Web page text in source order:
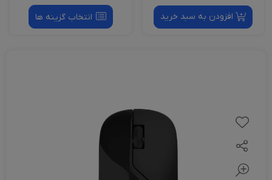
افزودن به سبد خرید انتخاب گزینه ها